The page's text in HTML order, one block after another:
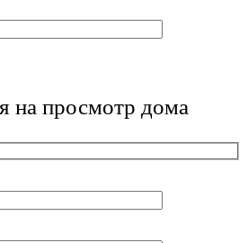
на просмотр дома